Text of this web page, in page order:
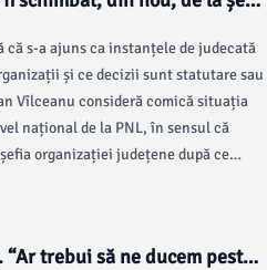
s-a ajuns ca instanțele de judecată
și ce decizii sunt statutare sau
Vîlceanu consideră comică situația
național de la PNL, în sensul că
organizației județene după ce
trebui să ne ducem peste